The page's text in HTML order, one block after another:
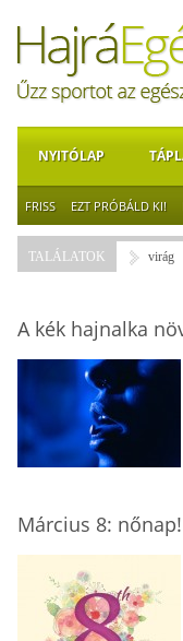
NYITÓLAP
FRISS EZT PRÓBÁLD KI!
TALÁLATOK virág
A kék hajnalka
Március 8: